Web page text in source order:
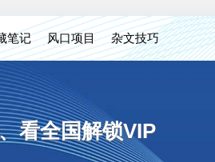
笔记 风口项目 杂文技巧
看全国解锁VIP